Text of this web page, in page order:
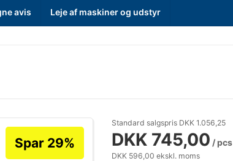
avis Leje af maskiner og udstyr
Spar 29%
Standard salgspris DKK 1.056,25
DKK 745,00 / pcs
DKK 596,00 ekskl. moms